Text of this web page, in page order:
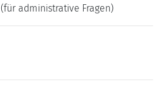
(für administrative Fragen)